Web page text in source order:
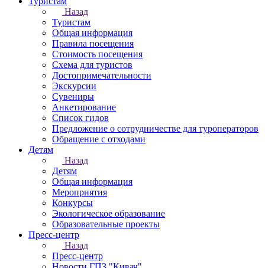
Назад
Туристам
Общая информация
Правила посещения
Стоимость посещения
Схема для туристов
Достопримечательности
Экскурсии
Сувениры
Анкетирование
Список гидов
Предложение о сотрудничестве для туроператоров
Обращение с отходами
Детям
Назад
Детям
Общая информация
Мероприятия
Конкурсы
Экологическое образование
Образовательные проекты
Пресс-центр
Назад
Пресс-центр